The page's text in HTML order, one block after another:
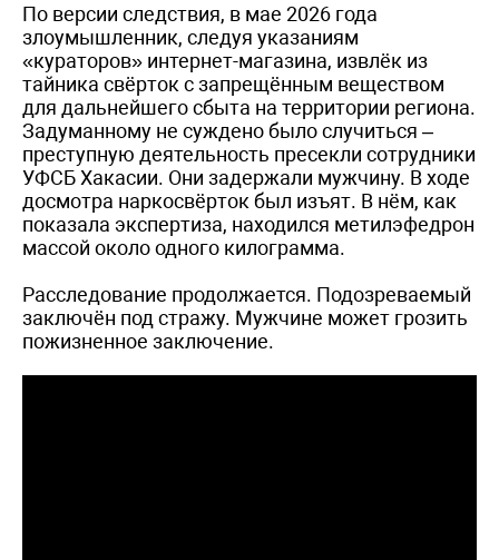
По версии следствия, в мае 2026 года
злоумышленник, следуя указаниям
«кураторов» интернет-магазина, извлёк из
тайника свёрток с запрещённым веществом
для дальнейшего сбыта на территории региона.
Задуманному не суждено было случиться –
преступную деятельность пресекли сотрудники
УФСБ Хакасии. Они задержали мужчину. В ходе
досмотра наркосвёрток был изъят. В нём, как
показала экспертиза, находился метилэфедрон
массой около одного килограмма.
Расследование продолжается. Подозреваемый
заключён под стражу. Мужчине может грозить
пожизненное заключение.